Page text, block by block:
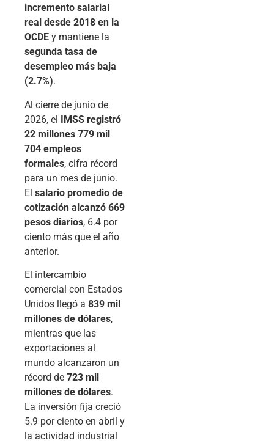
incremento salarial
real desde 2018 en la
OCDE y mantiene la
segunda tasa de
desempleo más baja
(2.7%).
Al cierre de junio de
2026, el IMSS registró
22 millones 779 mil
704 empleos
formales, cifra récord
para un mes de junio.
El salario promedio de
cotización alcanzó 669
pesos diarios, 6.4 por
ciento más que el año
anterior.
El intercambio
comercial con Estados
Unidos llegó a 839 mil
millones de dólares,
mientras que las
exportaciones al
mundo alcanzaron un
récord de 723 mil
millones de dólares.
La inversión fija creció
5.9 por ciento en abril y
la actividad industrial